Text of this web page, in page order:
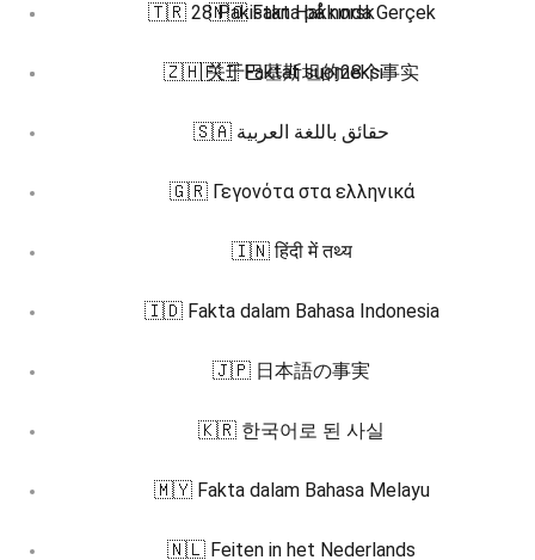
🇹🇷 28 Pakistan Hakkında Gerçek
🇿🇭 关于巴基斯坦的28个事实
🇳🇴 Fakta på norsk
🇫🇮 Faktat suomeksi
🇸🇦 حقائق باللغة العربية
🇬🇷 Γεγονότα στα ελληνικά
🇮🇳 हिंदी में तथ्य
🇮🇩 Fakta dalam Bahasa Indonesia
🇯🇵 日本語の事実
🇰🇷 한국어로 된 사실
🇲🇾 Fakta dalam Bahasa Melayu
🇳🇱 Feiten in het Nederlands